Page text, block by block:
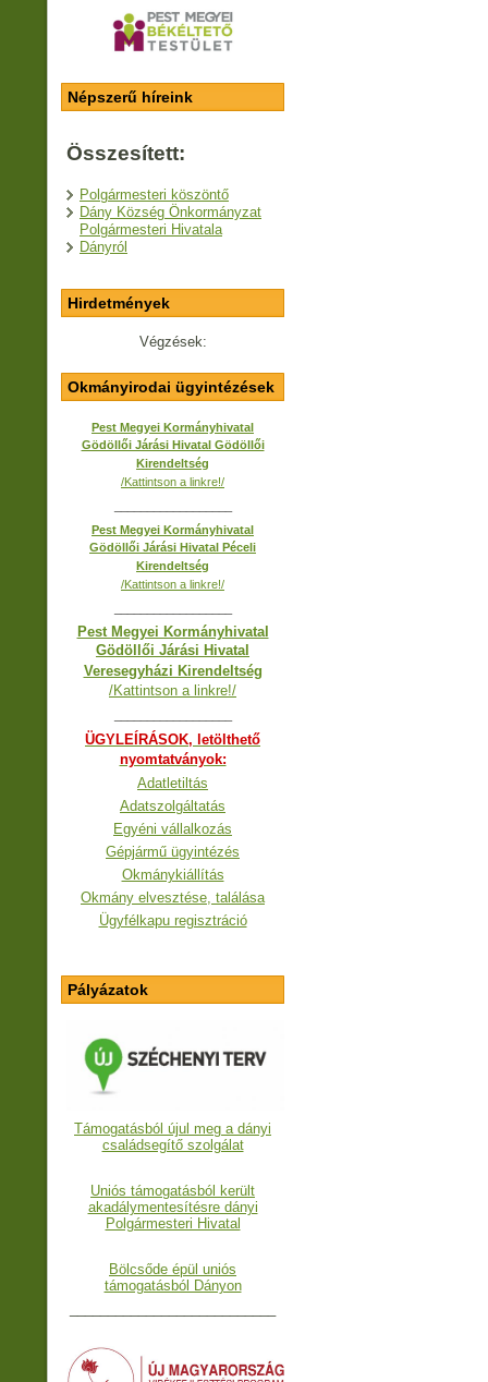
Népszerű híreink
Összesített:
Polgármesteri köszöntő
Dány Község Önkormányzat
Polgármesteri Hivatala
Dányról
Hirdetmények
Végzések:
Okmányirodai ügyintézések
Pest Megyei Kormányhivatal
Gödöllői Járási Hivatal Gödöllői
Kirendeltség
/Kattintson a linkre!/
Pest Megyei Kormányhivatal
Gödöllői Járási Hivatal Péceli
Kirendeltség
/Kattintson a linkre!/
Pest Megyei Kormányhivatal
Gödöllői Járási Hivatal
Veresegyházi Kirendeltség
/Kattintson a linkre!/
ÜGYLEÍRÁSOK, letölthető
nyomtatványok:
Adatletiltás
Adatszolgáltatás
Egyéni vállalkozás
Gépjármű ügyintézés
Okmánykiállítás
Okmány elvesztése, találása
Ügyfélkapu regisztráció
Pályázatok
Támogatásból újul meg a dányi
családsegítő szolgálat
Uniós támogatásból került
akadálymentesítésre dányi
Polgármesteri Hivatal
Bölcsőde épül uniós
támogatásból Dányon